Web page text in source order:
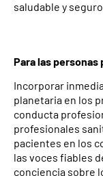
saludable y
Para las
Incorporar
planetaria en los
conducta
profesionales
pacientes en los
las voces fiables
conciencia sobre